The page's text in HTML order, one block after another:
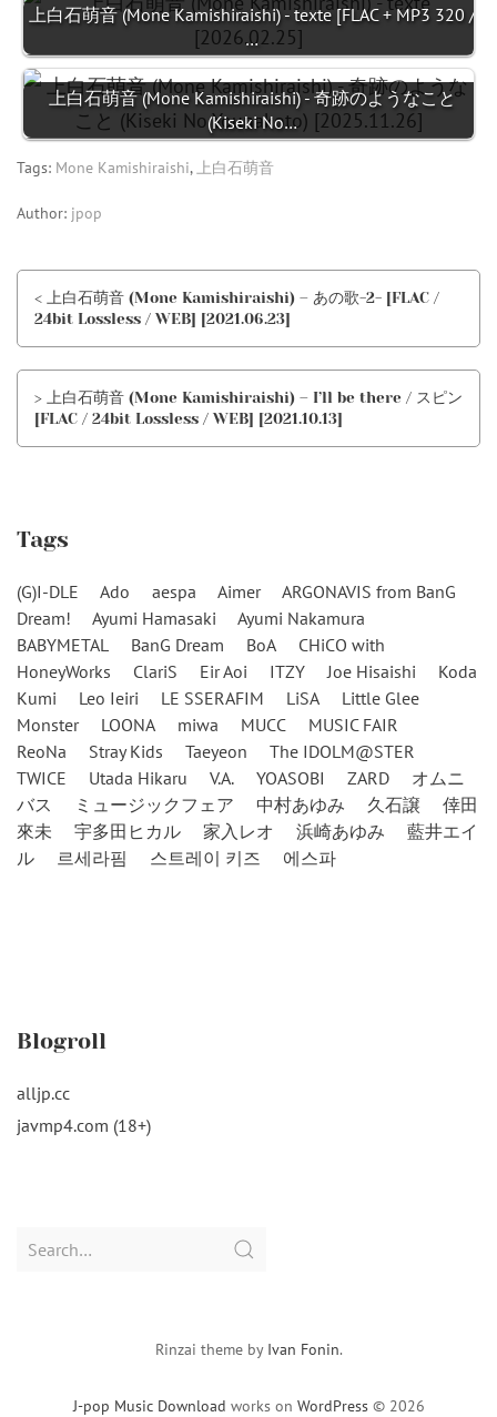
上白石萌音 (Mone Kamishiraishi) - texte [FLAC + MP3 320 /
…
上白石萌音 (Mone Kamishiraishi) - 奇跡のようなこと
(Kiseki No…
Tags: Mone Kamishiraishi, 上白石萌音
Author: jpop
< 上白石萌音 (Mone Kamishiraishi) – あの歌-2- [FLAC /
24bit Lossless / WEB] [2021.06.23]
> 上白石萌音 (Mone Kamishiraishi) – I’ll be there / スピン
[FLAC / 24bit Lossless / WEB] [2021.10.13]
Tags
(G)I-DLE Ado aespa Aimer
ARGONAVIS from BanG
Dream!
Ayumi Hamasaki
Ayumi Nakamura
BABYMETAL
BanG Dream BoA
CHiCO with
HoneyWorks
ClariS Eir Aoi ITZY Joe Hisaishi
Koda
Kumi
Leo Ieiri LE SSERAFIM LiSA
Little Glee
Monster
LOONA miwa MUCC
MUSIC FAIR
ReoNa
Stray Kids Taeyeon
The IDOLM@STER
TWICE
Utada Hikaru V.A. YOASOBI ZARD
オムニ
バス
ミュージックフェア 中村あゆみ 久石譲
倖田
來未
宇多田ヒカル 家入レオ 浜崎あゆみ
藍井エイ
ル
르세라핌 스트레이 키즈 에스파
Blogroll
alljp.cc
javmp4.com (18+)
Search
J-pop Music Download works on WordPress © 2026
Rinzai theme by Ivan Fonin.